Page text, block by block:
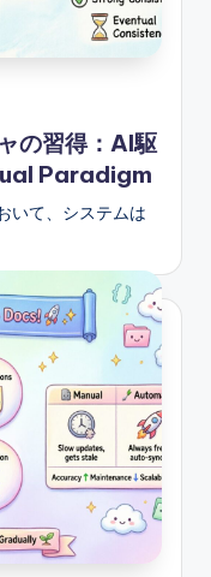
の習得：AI駆
Paradigm
いて、システムは